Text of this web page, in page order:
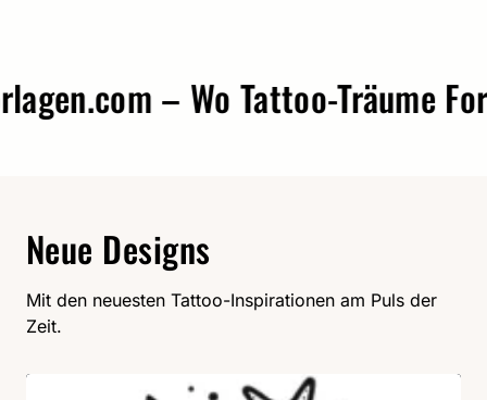
– Wo Tattoo-Träume Form
Neue Designs
Mit den neuesten Tattoo-Inspirationen am Puls der
Zeit.